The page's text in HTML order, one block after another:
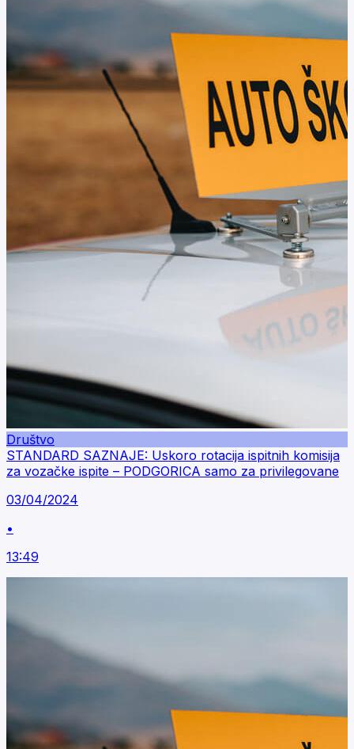
Društvo
STANDARD SAZNAJE: Uskoro rotacija ispitnih komisija
za vozačke ispite – PODGORICA samo za privilegovane
03/04/2024
•
13:49